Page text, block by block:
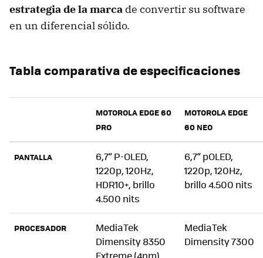
estrategia de la marca de convertir su software
en un diferencial sólido.
Tabla comparativa de especificaciones
MOTOROLA EDGE 60
PRO
MOTOROLA EDGE
60 NEO
PANTALLA
6,7” P-OLED,
1220p, 120Hz,
HDR10+, brillo
4.500 nits
6,7” pOLED,
1220p, 120Hz,
brillo 4.500 nits
PROCESADOR
MediaTek
Dimensity 8350
MediaTek
Dimensity 7300